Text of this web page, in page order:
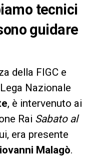
tecnici
guidare
della FIGC e
Nazionale
, è intervenuto ai
Rai Sabato al
era presente
Malagò.